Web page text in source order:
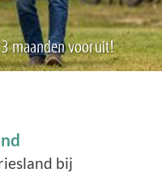
maanden vooruit!
bij